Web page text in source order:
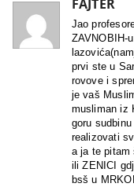
FAJTER
Jao
ZAVNOBIH-
prvi ste u
rovove i
je vaš
musliman iz
goru
realizovati
a ja te pitam
ili ZENICI
bsš u